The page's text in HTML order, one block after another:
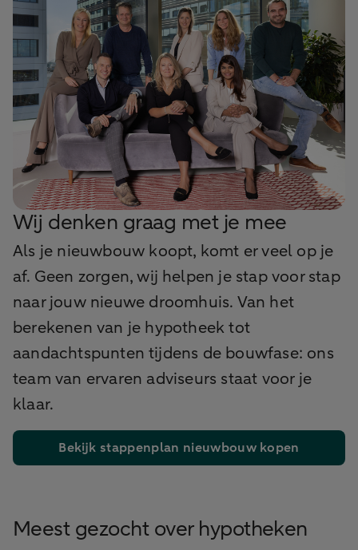
Wij denken graag met je mee
Als je nieuwbouw koopt, komt er veel op je
af. Geen zorgen, wij helpen je stap voor stap
naar jouw nieuwe droomhuis. Van het
berekenen van je hypotheek tot
aandachtspunten tijdens de bouwfase: ons
team van ervaren adviseurs staat voor je
klaar.
Bekijk stappenplan nieuwbouw kopen
Meest gezocht over hypotheken